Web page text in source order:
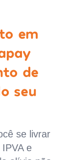
em
de
seu
se livrar
e